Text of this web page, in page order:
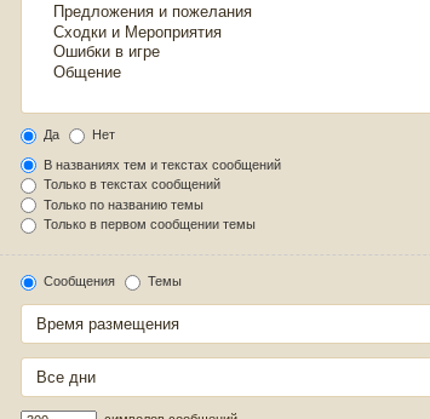
Да Нет
В названиях тем и текстах сообщений
Только в текстах сообщений
Только по названию темы
Только в первом сообщении темы
Сообщения Темы